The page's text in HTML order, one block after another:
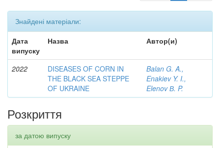
Знайдені матеріали:
Дата
випуску
Назва Автор(и)
2022
DISEASES OF CORN IN
THE BLACK SEA STEPPE
OF UKRAINE
Balan G. A.,
Enakiev Y. I.,
Elenov В. P.
Розкриття
за датою випуску